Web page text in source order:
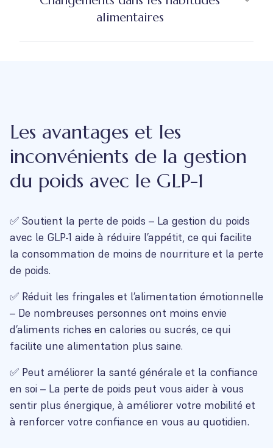
alimentaires
Les avantages et les
inconvénients de la gestion
du poids avec le GLP-1
✅ Soutient la perte de poids – La gestion du poids
avec le GLP-1 aide à réduire l’appétit, ce qui facilite
la consommation de moins de nourriture et la perte
de poids.
✅ Réduit les fringales et l’alimentation émotionnelle
– De nombreuses personnes ont moins envie
d’aliments riches en calories ou sucrés, ce qui
facilite une alimentation plus saine.
✅ Peut améliorer la santé générale et la confiance
en soi – La perte de poids peut vous aider à vous
sentir plus énergique, à améliorer votre mobilité et
à renforcer votre confiance en vous au quotidien.